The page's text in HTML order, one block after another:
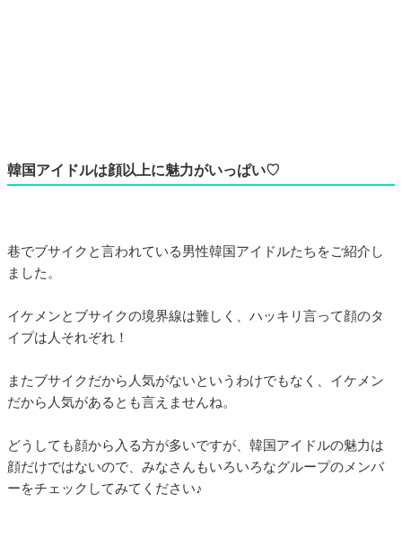
韓国アイドルは顔以上に魅力がいっぱい♡
巷でブサイクと言われている男性韓国アイドルたちをご紹介し
ました。
イケメンとブサイクの境界線は難しく、ハッキリ言って顔のタ
イプは人それぞれ！
またブサイクだから人気がないというわけでもなく、イケメン
だから人気があるとも言えませんね。
どうしても顔から入る方が多いですが、韓国アイドルの魅力は
顔だけではないので、みなさんもいろいろなグループのメンバ
ーをチェックしてみてください♪